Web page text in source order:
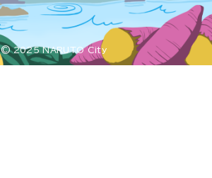
© 2025 NARUTO City